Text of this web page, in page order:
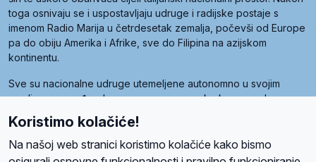
toga osnivaju se i uspostavljaju udruge i radijske postaje s
imenom Radio Marija u četrdesetak zemalja, počevši od Europe
pa do obiju Amerika i Afrike, sve do Filipina na azijskom
kontinentu.
Sve su nacionalne udruge utemeljene autonomno u svojim
zemljama, a međusobna su povezane preko krovne udruge
pod nazivom Svjetska obitelj Radio Marije (World Family of
Radio Maria). Svjetsku obitelj utemeljilo je sedam članica, među
kojima je i hrvatska Udruga Radio Marija.
Koristimo kolačiće!
Na našoj web stranici koristimo kolačiće kako bismo